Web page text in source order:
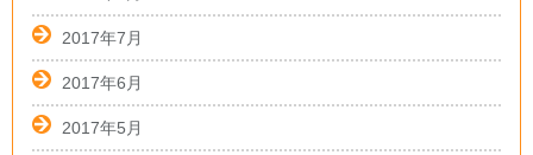
2017年7月
2017年6月
2017年5月